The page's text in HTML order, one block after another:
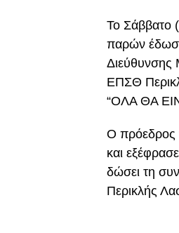
Το Σάββατο
παρών
ΕΠΣΘ
“ΟΛΑ ΘΑ
Ο πρόεδρος
και
δώσει τη
Περικλής